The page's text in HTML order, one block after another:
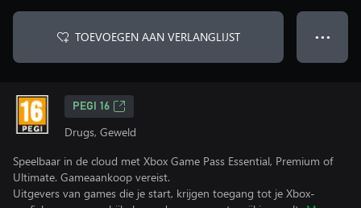
TOEVOEGEN AAN VERLANGLIJST ● ● ●
PEGI 16
Drugs, Geweld
Speelbaar in de cloud met Xbox Game Pass Essential, Premium of
Ultimate. Gameaankoop vereist.
Uitgevers van games die je start, krijgen toegang tot je Xbox-